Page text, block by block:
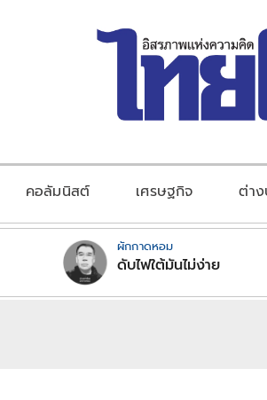
คอลัมนิสต์ เศรษฐกิจ ต่าง
ผักกาดหอม
ดับไฟใต้มันไม่ง่าย